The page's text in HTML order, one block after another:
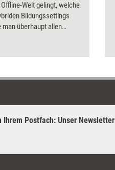
Welt gelingt, welche
Bildungssettings
man überhaupt allen
Dossier.
Postfach: Unser Newsletter